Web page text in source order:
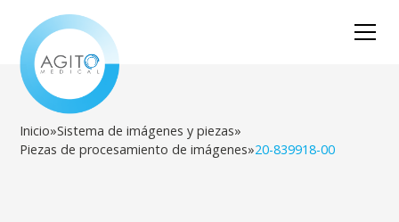
Inicio»Sistema de imágenes y piezas»
Piezas de procesamiento de imágenes»20-839918-00